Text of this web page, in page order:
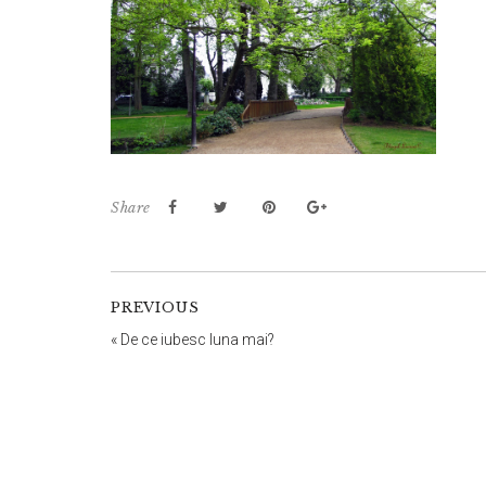
Share
PREVIOUS
« De ce iubesc luna mai?